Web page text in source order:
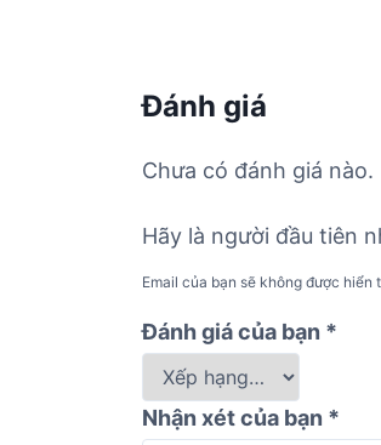
Đánh giá
Chưa có đánh giá nào.
Hãy là người đầu tiên
Email của bạn sẽ không được hiển
Đánh giá của bạn *
Nhận xét của bạn *